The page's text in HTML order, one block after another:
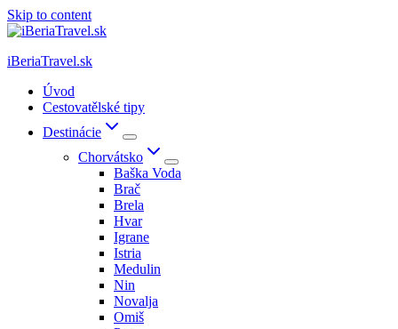
Skip to content
iBeriaTravel.sk
Úvod
Cestovatělské tipy
Destinácie
Chorvátsko
Baška Voda
Brač
Brela
Hvar
Igrane
Istria
Medulin
Nin
Novalja
Omiš